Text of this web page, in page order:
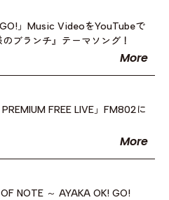
」Music VideoをYouTubeで
ブランチ』テーマソング！
More
FREE LIVE」FM802に
More
NOTE ～ AYAKA OK! GO!